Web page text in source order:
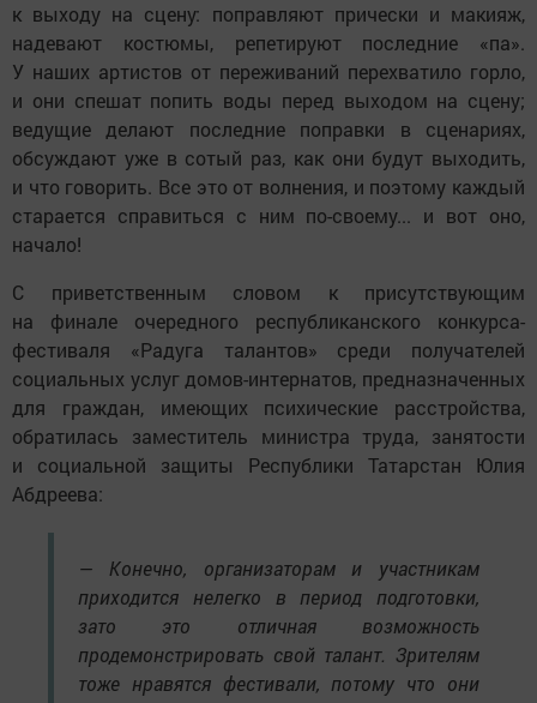
к выходу на сцену: поправляют прически и макияж,
надевают костюмы, репетируют последние «па».
У наших артистов от переживаний перехватило горло,
и они спешат попить воды перед выходом на сцену;
ведущие делают последние поправки в сценариях,
обсуждают уже в сотый раз, как они будут выходить,
и что говорить. Все это от волнения, и поэтому каждый
старается справиться с ним по-своему... и вот оно,
начало!
С приветственным словом к присутствующим
на финале очередного республиканского конкурса-
фестиваля «Радуга талантов» среди получателей
социальных услуг домов-интернатов, предназначенных
для граждан, имеющих психические расстройства,
обратилась заместитель министра труда, занятости
и социальной защиты Республики Татарстан Юлия
Абдреева:
— Конечно, организаторам и участникам
приходится нелегко в период подготовки,
зато это отличная возможность
продемонстрировать свой талант. Зрителям
тоже нравятся фестивали, потому что они